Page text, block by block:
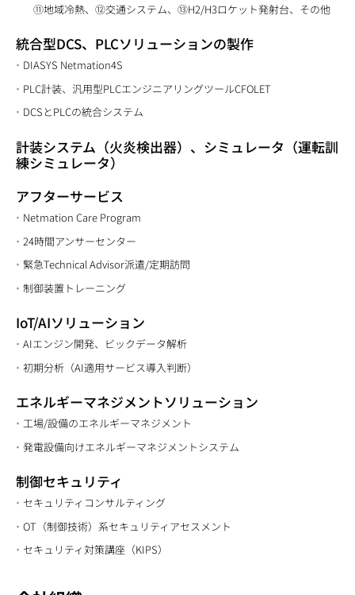
⑪地域冷熱、⑫交通システム、⑬H2/H3ロケット発射台、その他
統合型DCS、PLCソリューションの製作
DIASYS Netmation4S
PLC計装、汎用型PLCエンジニアリングツールCFOLET
DCSとPLCの統合システム
計装システム（火炎検出器）、シミュレータ（運転訓
練シミュレータ）
アフターサービス
Netmation Care Program
24時間アンサーセンター
緊急Technical Advisor派遣/定期訪問
制御装置トレーニング
IoT/AIソリューション
AIエンジン開発、ビックデータ解析
初期分析（AI適用サービス導入判断）
エネルギーマネジメントソリューション
工場/設備のエネルギーマネジメント
発電設備向けエネルギーマネジメントシステム
制御セキュリティ
セキュリティコンサルティング
OT（制御技術）系セキュリティアセスメント
セキュリティ対策講座（KIPS）